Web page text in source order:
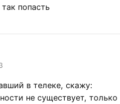
попасть
в телеке, скажу:
не существует, только